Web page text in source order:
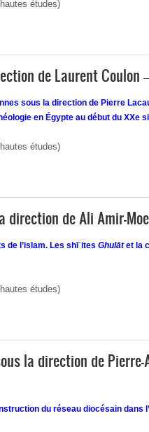
études)
de Laurent Coulon
sous la direction de Pierre
en Égypte au début du XXe
études)
direction de Ali Amir-
de l’islam. Les shīʿites Ghulātet la
études)
la direction de
du réseau diocésain dans